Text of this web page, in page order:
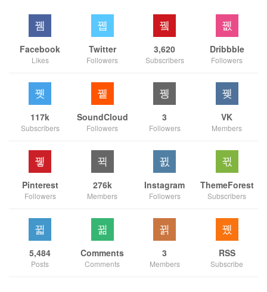
Facebook
Likes
Twitter
Followers
3,620
Subscribers
Dribbble
Followers
117k
Subscribers
SoundCloud
Followers
3
Followers
VK
Members
Pinterest
Followers
276k
Members
Instagram
Followers
ThemeForest
Subscribers
5,484
Posts
Comments
Comments
3
Members
RSS
Subscribe